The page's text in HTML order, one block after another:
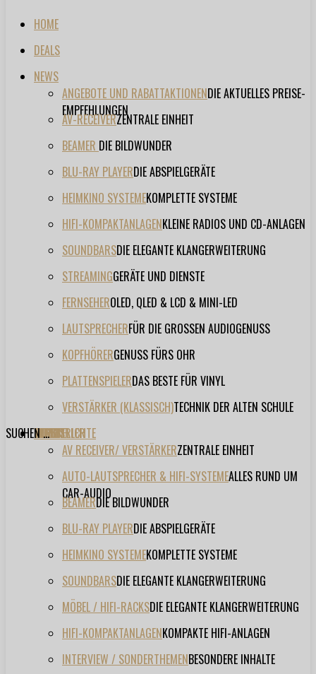
HOME
DEALS
NEWS
ANGEBOTE UND RABATTAKTIONENDIE AKTUELLES PREISE-
EMPFEHLUNGEN
AV-RECEIVERZENTRALE EINHEIT
BEAMER DIE BILDWUNDER
BLU-RAY PLAYERDIE ABSPIELGERÄTE
HEIMKINO SYSTEMEKOMPLETTE SYSTEME
HIFI-KOMPAKTANLAGENKLEINE RADIOS UND CD-ANLAGEN
SOUNDBARSDIE ELEGANTE KLANGERWEITERUNG
STREAMINGGERÄTE UND DIENSTE
FERNSEHEROLED, QLED & LCD & MINI-LED
LAUTSPRECHERFÜR DIE GROSSEN AUDIOGENUSS
KOPFHÖRERGENUSS FÜRS OHR
PLATTENSPIELERDAS BESTE FÜR VINYL
VERSTÄRKER (KLASSISCH)TECHNIK DER ALTEN SCHULE
TESTBERICHTE
AV RECEIVER/ VERSTÄRKERZENTRALE EINHEIT
AUTO-LAUTSPRECHER & HIFI-SYSTEMEALLES RUND UM
CAR-AUDIO
BEAMERDIE BILDWUNDER
BLU-RAY PLAYERDIE ABSPIELGERÄTE
HEIMKINO SYSTEMEKOMPLETTE SYSTEME
SOUNDBARSDIE ELEGANTE KLANGERWEITERUNG
MÖBEL / HIFI-RACKSDIE ELEGANTE KLANGERWEITERUNG
HIFI-KOMPAKTANLAGENKOMPAKTE HIFI-ANLAGEN
INTERVIEW / SONDERTHEMENBESONDERE INHALTE
FORUM
FILME
VIDEOS
HERSTELLER
EVENT
SUCHEN ...